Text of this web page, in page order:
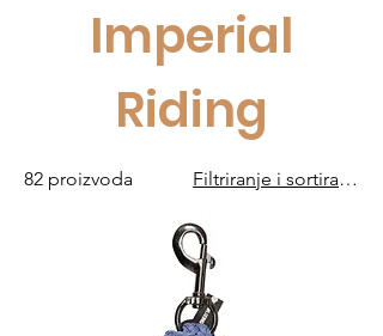
Imperial
Riding
82 proizvoda Filtriranje i sortiranje